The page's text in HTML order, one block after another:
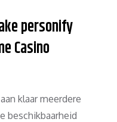
personify
Casino
klaar meerdere
beschikbaarheid